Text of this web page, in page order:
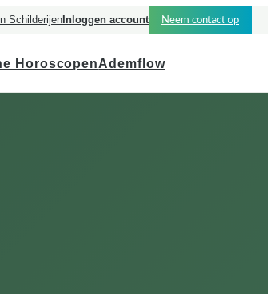
Schilderijen Inloggen account Neem contact op
HoroscopenAdemflow